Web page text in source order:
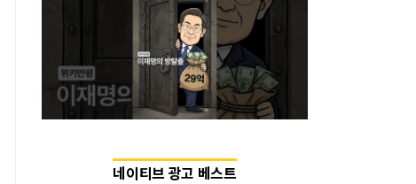
네이티브 광고 베스트